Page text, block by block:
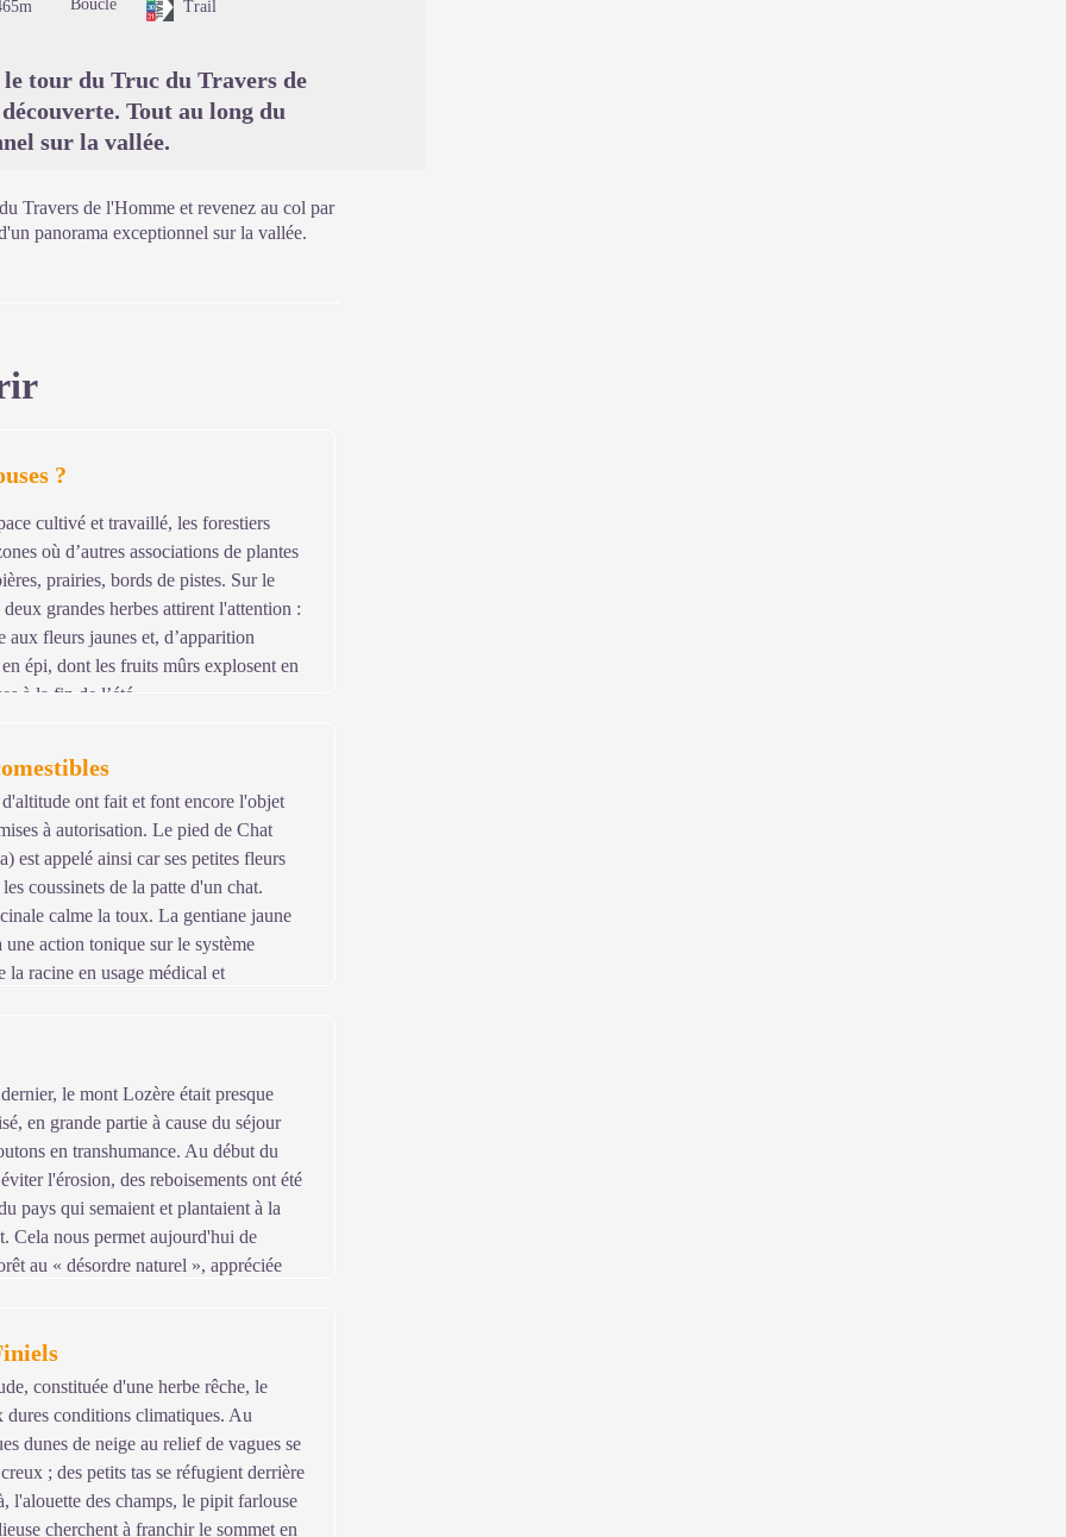
Boucle Trail
tour du Truc du Travers de
Tout au long du
sur la vallée.
Travers de l'Homme et revenez au col par
panorama exceptionnel sur la vallée.
?
cultivé et travaillé, les forestiers
où d’autres associations de plantes
prairies, bords de pistes. Sur le
grandes herbes attirent l'attention :
aux fleurs jaunes et, d’apparition
épi, dont les fruits mûrs explosent en
à la fin de l’été.
ont fait et font encore l'objet
à autorisation. Le pied de Chat
est appelé ainsi car ses petites fleurs
coussinets de la patte d'un chat.
calme la toux. La gentiane jaune
une action tonique sur le système
la racine en usage médical et
Les fruits, savoureux, possèdent en
diarrhéiques, antiseptiques).
le mont Lozère était presque
en grande partie à cause du séjour
en transhumance. Au début du
l'érosion, des reboisements ont été
pays qui semaient et plantaient à la
Cela nous permet aujourd'hui de
au « désordre naturel », appréciée
effectués par des entreprises dotées
de différencier facilement ces
effectués par des entreprises dotées
de différencier facilement ces
constituée d'une herbe rêche, le
dures conditions climatiques. Au
dunes de neige au relief de vagues se
; des petits tas se réfugient derrière
l'alouette des champs, le pipit farlouse
cherchent à franchir le sommet en